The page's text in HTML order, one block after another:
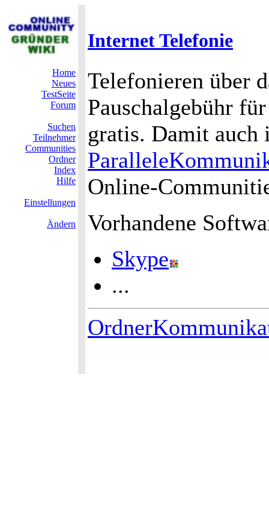
Internet Telefonie
Home
Neues
TestSeite
Forum
Suchen
Teilnehmer
Communities
Ordner
Index
Hilfe
Einstellungen
Ändern
Telefonieren über
Pauschalgebühr
gratis. Damit auch
Online-
Vorhandene
Skype
...